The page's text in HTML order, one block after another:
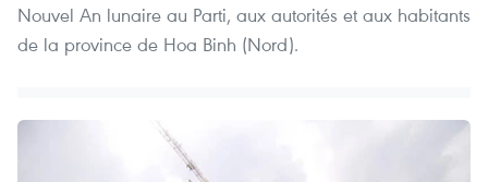
Nouvel An lunaire au Parti, aux autorités et aux habitants
de la province de Hoa Binh (Nord).